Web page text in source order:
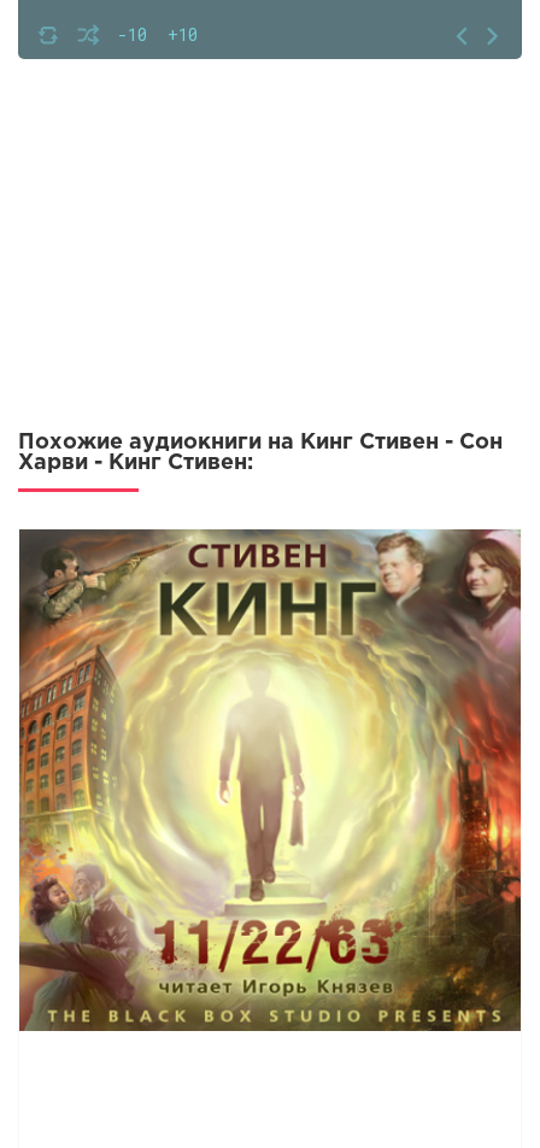
-10 +10
Похожие аудиокниги на Кинг Стивен - Сон
Харви - Кинг Стивен: